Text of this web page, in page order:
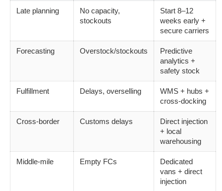
Late planning
No capacity,
stockouts
Start 8–12
weeks early +
secure carriers
Forecasting Overstock/stockouts
Predictive
analytics +
safety stock
Fulfillment Delays, overselling
WMS + hubs +
cross-docking
Cross-border Customs delays
Direct injection
+ local
warehousing
Middle-mile Empty FCs
Dedicated
vans + direct
injection